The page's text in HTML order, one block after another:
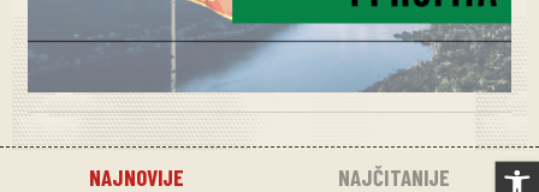
NAJNOVIJE NAJČITANIJE